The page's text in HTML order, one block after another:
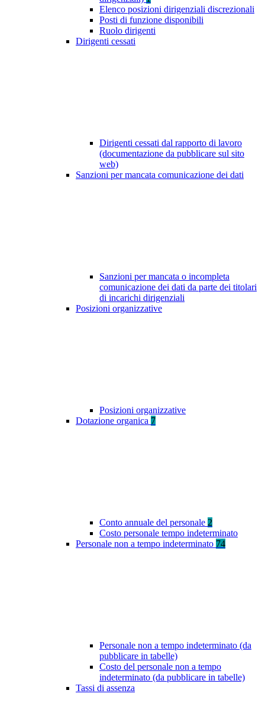
Elenco posizioni dirigenziali discrezionali
Posti di funzione disponibili
Ruolo dirigenti
Dirigenti cessati
Dirigenti cessati dal rapporto di lavoro
(documentazione da pubblicare sul sito
web)
Sanzioni per mancata comunicazione dei dati
Sanzioni per mancata o incompleta
comunicazione dei dati da parte dei titolari
di incarichi dirigenziali
Posizioni organizzative
Posizioni organizzative
Dotazione organica 7
Conto annuale del personale 2
Costo personale tempo indeterminato
Personale non a tempo indeterminato 74
Personale non a tempo indeterminato (da
pubblicare in tabelle)
Costo del personale non a tempo
indeterminato (da pubblicare in tabelle)
Tassi di assenza